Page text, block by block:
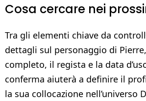
Cosa cercare nei
Tra gli elementi chiave da
dettagli sul personaggio di
completo, il regista e la data
conferma aiuterà a definire il
la sua collocazione nell’universo